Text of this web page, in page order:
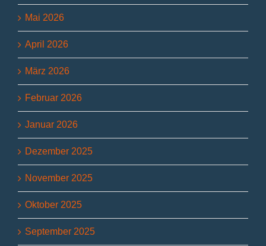
Mai 2026
April 2026
März 2026
Februar 2026
Januar 2026
Dezember 2025
November 2025
Oktober 2025
September 2025